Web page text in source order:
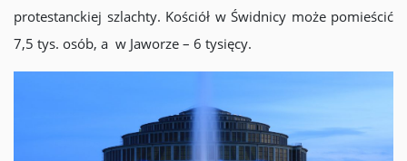
protestanckiej szlachty. Kościół w Świdnicy może pomieścić
7,5 tys. osób, a w Jaworze – 6 tysięcy.